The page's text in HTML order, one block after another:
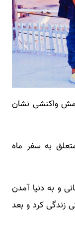
واکنشی نشان
به سفر ماه
و به دنیا آمدن
زندگی کرد و بعد